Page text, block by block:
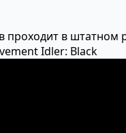
проходит в штатном
Idler: Black